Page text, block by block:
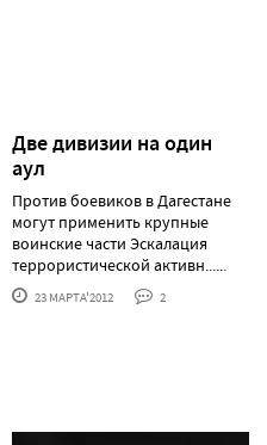
Две дивизии на один
аул
Против боевиков в Дагестане
могут применить крупные
воинские части Эскалация
террористической активн......
23 МАРТА'2012 2